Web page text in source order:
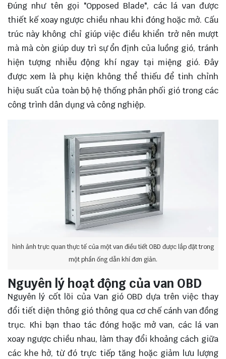
Đúng như tên gọi "Opposed Blade", các lá van được
thiết kế xoay ngược chiều nhau khi đóng hoặc mở. Cấu
trúc này không chỉ giúp việc điều khiển trở nên mượt
mà mà còn giúp duy trì sự ổn định của luồng gió, tránh
hiện tượng nhiễu động khí ngay tại miệng gió. Đây
được xem là phụ kiện không thể thiếu để tinh chỉnh
hiệu suất của toàn bộ hệ thống phân phối gió trong các
công trình dân dụng và công nghiệp.
hình ảnh trực quan thực tế của một van điều tiết OBD được lắp đặt trong
một phần ống dẫn khí đơn giản.
Nguyên lý hoạt động của van OBD
Nguyên lý cốt lõi của Van gió OBD dựa trên việc thay
đổi tiết diện thông gió thông qua cơ chế cánh van đồng
trục. Khi bạn thao tác đóng hoặc mở van, các lá van
xoay ngược chiều nhau, làm thay đổi khoảng cách giữa
các khe hở, từ đó trực tiếp tăng hoặc giảm lưu lượng